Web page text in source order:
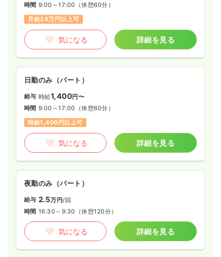
時間 9:00～17:00 （休憩60分）
月給28万円以上可
気になる 詳細を見る
日勤のみ（パート）
給与 時給1,400円〜
時間 9:00～17:00 （休憩60分）
時給1,400円以上可
気になる 詳細を見る
夜勤のみ（パート）
給与 2.5万円/回
時間 16:30～9:30 （休憩120分）
気になる 詳細を見る